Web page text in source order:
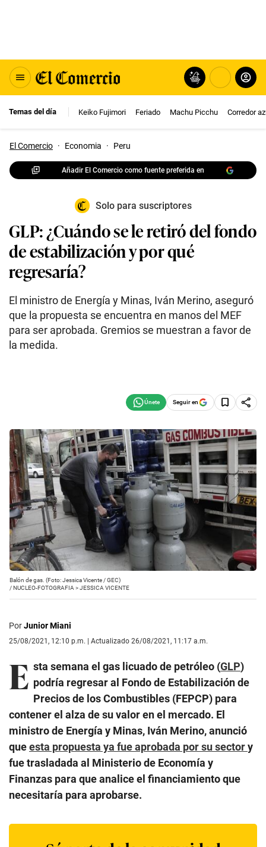
Temas del día Keiko Fujimori Feriado Machu Picchu Corredor
El Comercio · Economia · Peru
Añadir El Comercio como fuente preferida en
Solo para suscriptores
GLP: ¿Cuándo se le retiró del fondo
de estabilización y por qué
regresaría?
El ministro de Energía y Minas, Iván Merino, aseguró
que la propuesta se encuentra en manos del MEF
para ser aprobada. Gremios se muestran a favor de
la medida.
Seguir en
Balón de gas. (Foto: Jessica Vicente / GEC)
/NUCLEO-FOTOGRAFIA > JESSICA VICENTE
PorJunior Miani
25/08/2021, 12:10 p.m. | Actualizado 26/08/2021, 11:17 a.m.
E sta semana el gas licuado de petróleo (GLP)
podría regresar al Fondo de Estabilización de
Precios de los Combustibles (FEPCP) para
contener el alza de su valor en el mercado. El
ministro de Energía y Minas, Iván Merino, anunció
queesta propuesta ya fue aprobada por su sectory
fue trasladada al Ministerio de Economía y
Finanzas para que analice el financiamiento que
necesitaría para aprobarse.